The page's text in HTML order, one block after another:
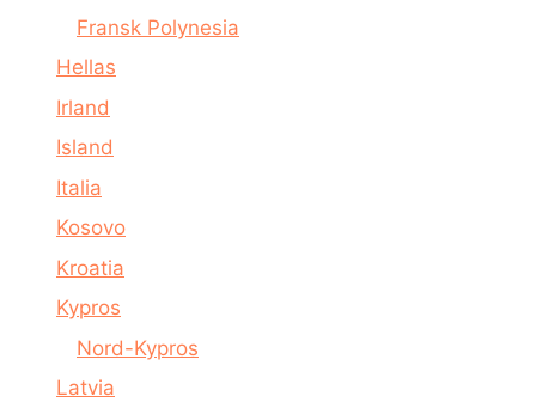
Fransk Polynesia
Hellas
Irland
Island
Italia
Kosovo
Kroatia
Kypros
Nord-Kypros
Latvia